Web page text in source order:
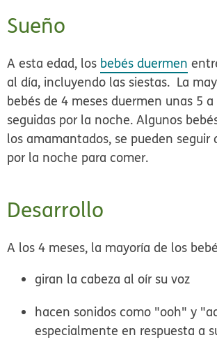
Sueño
A esta edad, los bebés duermen
al día, incluyendo las siestas. La
bebés de 4 meses duermen unas 5
seguidas por la noche. Algunos
los amamantados, se pueden seguir
por la noche para comer.
Desarrollo
A los 4 meses, la mayoría de los
giran la cabeza al oír su voz
hacen sonidos como "ooh" y
especialmente en respuesta a